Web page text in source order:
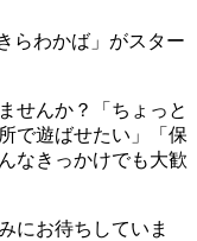
せんか？「ちょっと
で遊ばせたい」「保
なきっかけでも大歓
にお待ちしていま